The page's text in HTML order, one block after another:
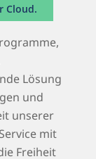
Cloud.
Lösung
und
unserer
mit
Freiheit